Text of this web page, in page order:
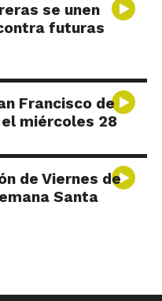
se unen
futuras
Francisco de
miércoles 28
de Viernes de
Santa